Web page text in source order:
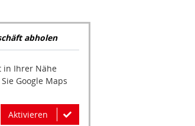
abholen
in Ihrer Nähe
Google Maps
Aktivieren